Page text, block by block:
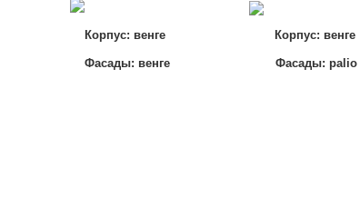
Корпус: венге Корпус: венге
Фасады: венге Фасады: palio